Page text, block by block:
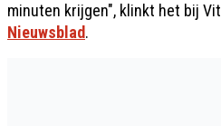
minuten krijgen", klinkt het bij
Nieuwsblad.